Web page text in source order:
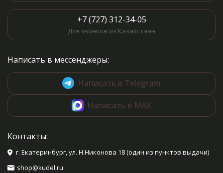
+7 (727) 312-34-05
Для звонков из Казахстана
Написать в мессенджеры:
Написать в Telegram
Написать в MAX
Контакты:
г. Екатеринбург, ул. Н.Никонова 18 (один из пунктов выдачи)
shop@kudel.ru